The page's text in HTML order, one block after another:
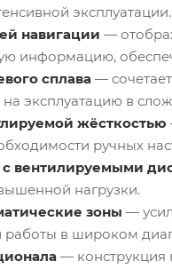
эксплуатации.
навигации —
информацию,
сплава —
на эксплуатацию в
жёсткостью
ручных
с вентилируемыми
нагрузки.
зоны —
в широком
— конструкция